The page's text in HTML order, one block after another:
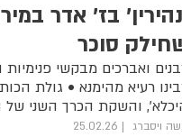
בז' אדר
סוכר
ואברכים מבקשי
רעיא מהימנא • גולת
והשקת הכרך השני
ויסברג 25.02.26